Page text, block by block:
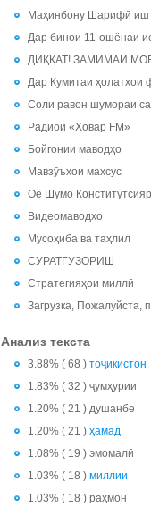
Маҳинбону Шарифӣ
Дар бинои 11-ошёнаи
ДИҚҚАТ! ЗАМИМАИ
Дар Кумитаи ҳолатҳои
Соли равон шумораи
Радиои «Ховар FM»
Бойгонии маводҳо
Мавзӯъҳои махсус
Оё Шумо
Видеомаводҳо
Мусоҳиба ва таҳлил
СУРАТГУЗОРИШ
Стратегияҳои миллӣ
Загрузка, Пожалуйста,
Анализ текста
3.88% ( 68 )тоҷикистон
1.83% ( 32 ) ҷумҳурии
1.20% ( 21 ) душанбе
1.20% ( 21 )ҳамад
1.08% ( 19 ) эмомалӣ
1.03% ( 18 )миллии
1.03% ( 18 ) раҳмон